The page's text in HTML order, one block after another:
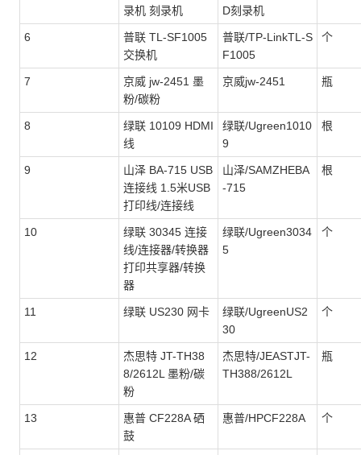
录机 刻录机
D刻录机
6
普联 TL-SF1005
交换机
普联/TP-LinkTL-S
F1005
个
7
京威 jw-2451 墨
粉/碳粉
京威jw-2451 瓶
8
绿联 10109 HDMI
线
绿联/Ugreen1010
9
根
9
山泽 BA-715 USB
连接线 1.5米USB
打印线/连接线
山泽/SAMZHEBA
-715
根
10
绿联 30345 连接
线/连接器/转换器
打印共享器/转换
器
绿联/Ugreen3034
5
个
11 绿联 US230 网卡
绿联/UgreenUS2
30
个
12
杰思特 JT-TH38
8/2612L 墨粉/碳
粉
杰思特/JEASTJT-
TH388/2612L
瓶
13
惠普 CF228A 硒
鼓
惠普/HPCF228A 个